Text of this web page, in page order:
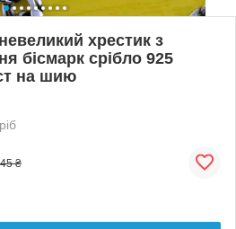
хрестик з
бісмарк срібло 925
на шию
₴